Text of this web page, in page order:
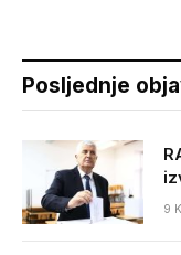
Posljednje
9